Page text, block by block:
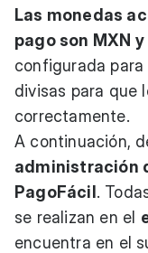
Las monedas
pago son MXN y
configurada
divisas para que
correctamente.
A continuación,
administración
PagoFácil .
se realizan en el
encuentra en el